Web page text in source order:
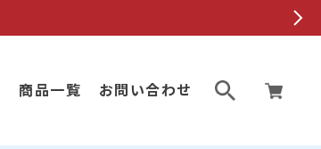
商品一覧 お問い合わせ